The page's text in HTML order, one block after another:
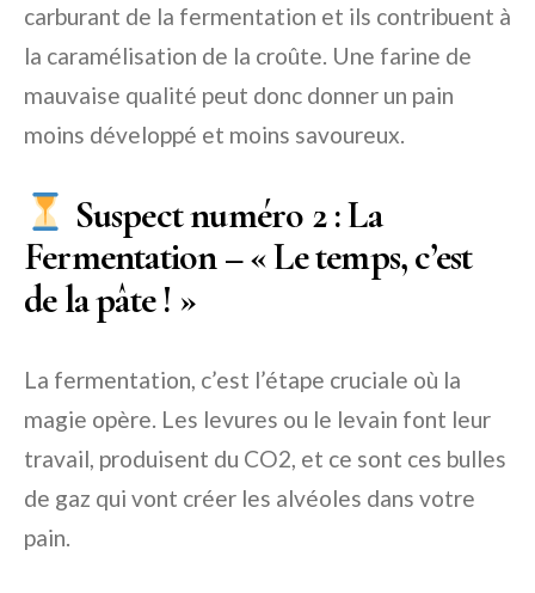
carburant de la fermentation et ils contribuent à
la caramélisation de la croûte. Une farine de
mauvaise qualité peut donc donner un pain
moins développé et moins savoureux.
Suspect numéro 2 : La
Fermentation – « Le temps, c’est
de la pâte ! »
La fermentation, c’est l’étape cruciale où la
magie opère. Les levures ou le levain font leur
travail, produisent du CO2, et ce sont ces bulles
de gaz qui vont créer les alvéoles dans votre
pain.